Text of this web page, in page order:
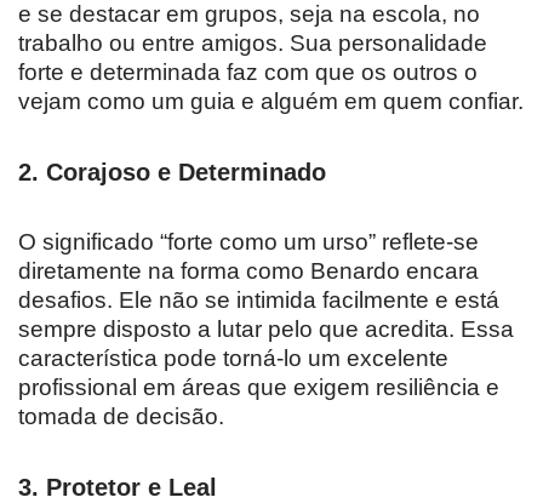
e se destacar em grupos, seja na escola, no
trabalho ou entre amigos. Sua personalidade
forte e determinada faz com que os outros o
vejam como um guia e alguém em quem confiar.
2. Corajoso e Determinado
O significado “forte como um urso” reflete-se
diretamente na forma como Benardo encara
desafios. Ele não se intimida facilmente e está
sempre disposto a lutar pelo que acredita. Essa
característica pode torná-lo um excelente
profissional em áreas que exigem resiliência e
tomada de decisão.
3. Protetor e Leal